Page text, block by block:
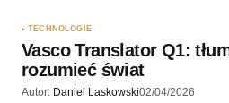
TECHNOLOGIE
Vasco Translator Q1:
rozumieć świat
Autor: Daniel Laskowski02/04/2026